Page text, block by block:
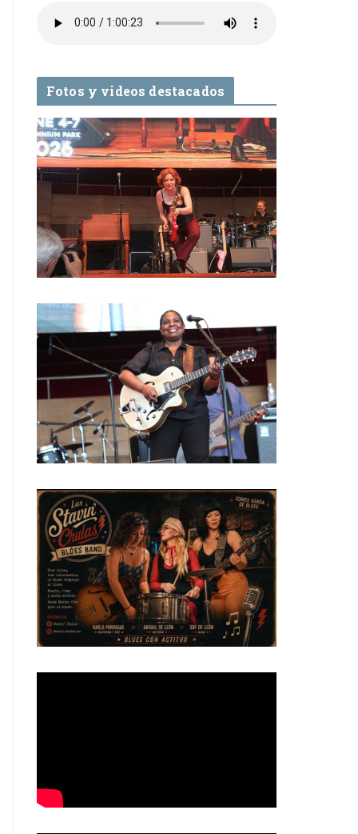
Fotos y videos destacados